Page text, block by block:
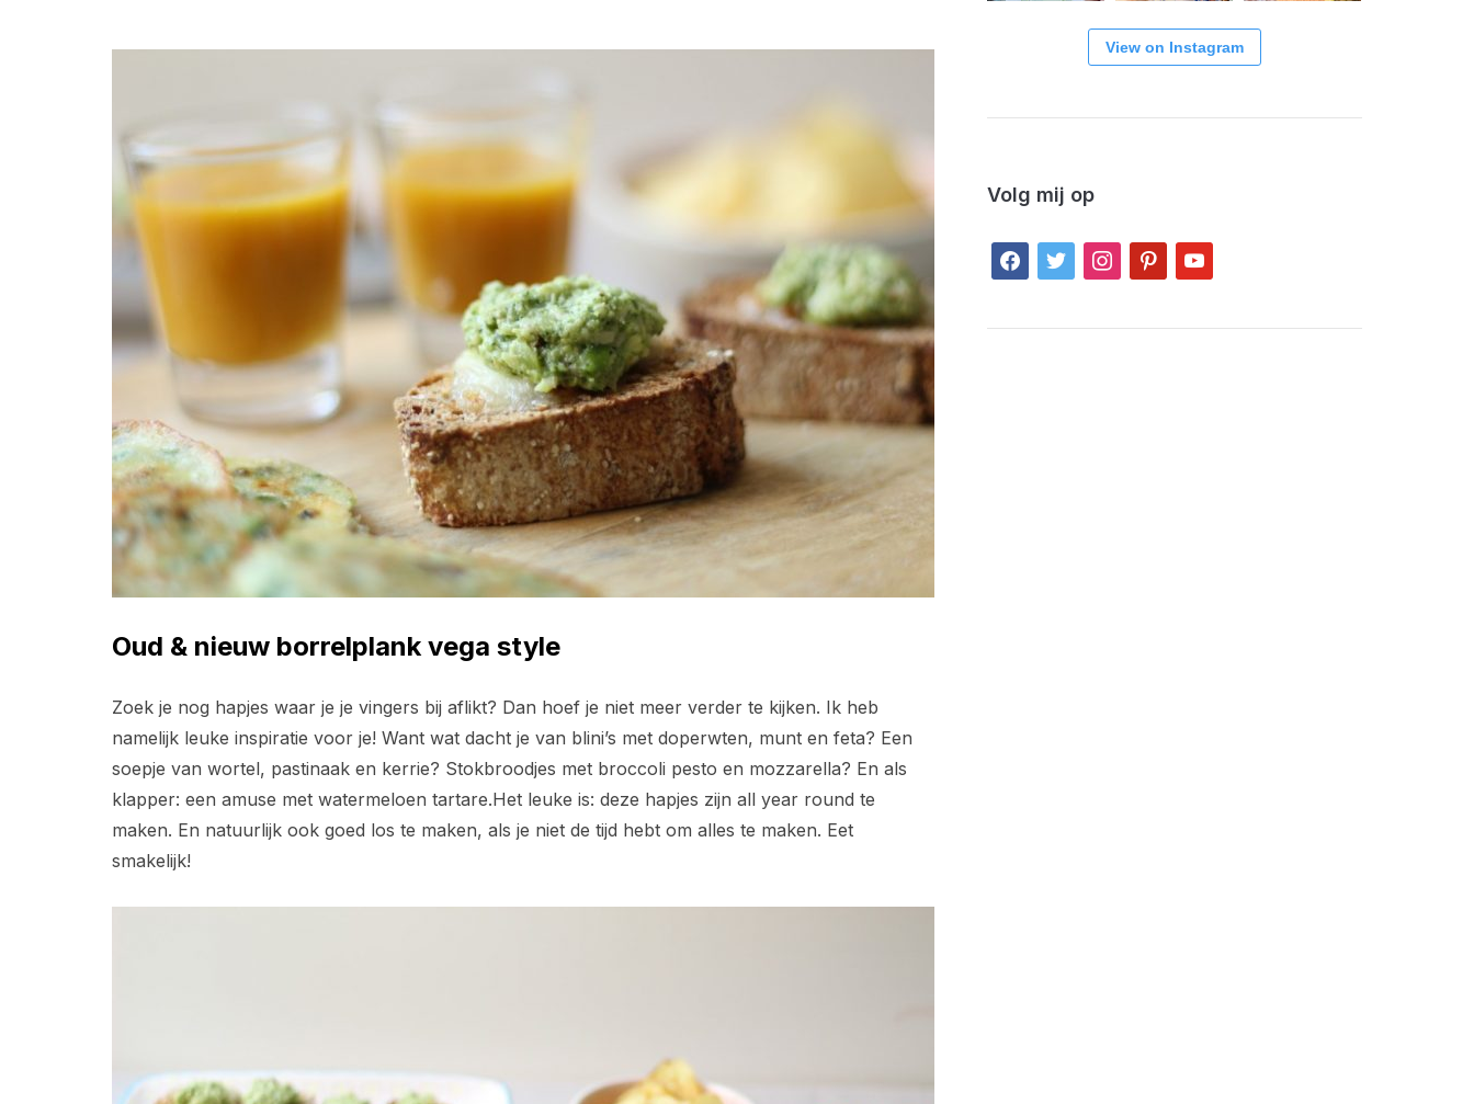
Oud & nieuw borrelplank vega style
Zoek je nog hapjes waar je je vingers bij aflikt? Dan hoef je niet meer verder te kijken. Ik heb
namelijk leuke inspiratie voor je! Want wat dacht je van blini’s met doperwten, munt en feta? Een
soepje van wortel, pastinaak en kerrie? Stokbroodjes met broccoli pesto en mozzarella? En als
klapper: een amuse met watermeloen tartare.Het leuke is: deze hapjes zijn all year round te
maken. En natuurlijk ook goed los te maken, als je niet de tijd hebt om alles te maken. Eet
smakelijk!
View on Instagram
Volg mij op
facebook
twitter instagrampinterestyoutube